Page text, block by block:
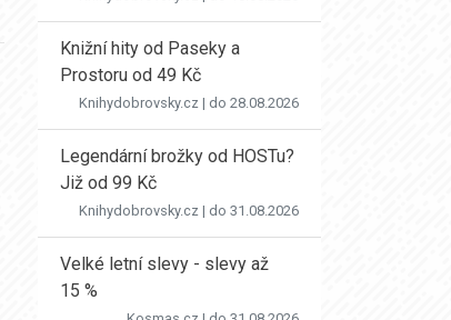
Knižní hity od Paseky a
Prostoru od 49 Kč
Knihydobrovsky.cz | do 28.08.2026
Legendární brožky od HOSTu?
Již od 99 Kč
Knihydobrovsky.cz | do 31.08.2026
Velké letní slevy - slevy až
15 %